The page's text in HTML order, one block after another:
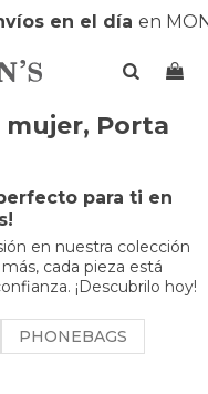
en el díaen
mujer, Porta
para ti en
en nuestra colección
cada pieza está
¡Descubrilo hoy!
PHONEBAGS